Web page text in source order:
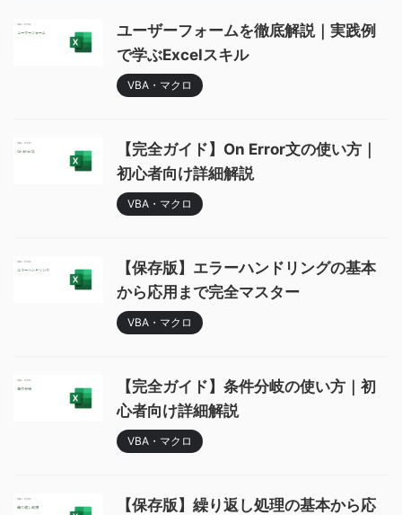
ユーザーフォームを徹底解説｜実践例
で学ぶExcelスキル
VBA・マクロ
【完全ガイド】On Error文の使い方｜
初心者向け詳細解説
VBA・マクロ
【保存版】エラーハンドリングの基本
から応用まで完全マスター
VBA・マクロ
【完全ガイド】条件分岐の使い方｜初
心者向け詳細解説
VBA・マクロ
【保存版】繰り返し処理の基本から応